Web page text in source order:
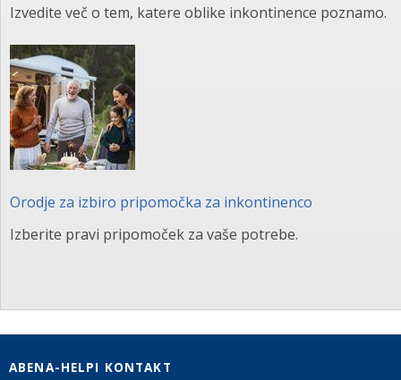
Izvedite več o tem, katere oblike inkontinence poznamo.
Orodje za izbiro pripomočka za inkontinenco
Izberite pravi pripomoček za vaše potrebe.
ABENA-HELPI KONTAKT